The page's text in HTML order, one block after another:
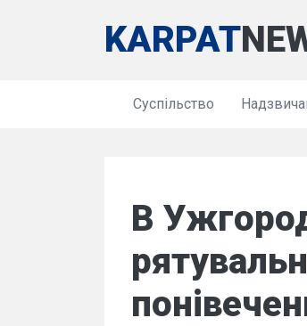
KARPAT
Суспільство
В